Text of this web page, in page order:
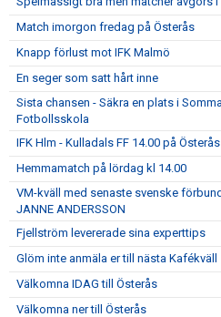
Match imorgon fredag på Österås
Knapp förlust mot IFK Malmö
En seger som satt hårt inne
Sista chansen - Säkra en plats i
Fotbollsskola
IFK Hlm - Kulladals FF 14.00 på Österås
Hemmamatch på lördag kl 14.00
VM-kväll med senaste svenske
JANNE ANDERSSON
Fjellström levererade sina experttips
Glöm inte anmäla er till nästa Kafékväll
Välkomna IDAG till Österås
Välkomna ner till Österås